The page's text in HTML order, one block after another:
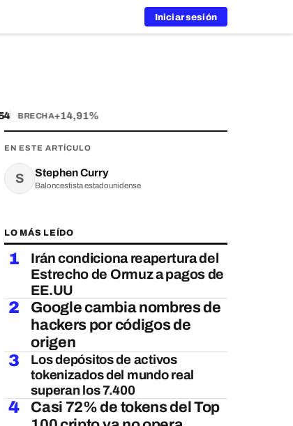
Iniciar sesión
BRECHA+14,91%
EN ESTE ARTÍCULO
S Stephen Curry
Baloncestista estadounidense
LO MÁS LEÍDO
1
Irán condiciona reapertura del
Estrecho de Ormuz a pagos de
EE.UU
2
Google cambia nombres de
hackers por códigos de
origen
3
Los depósitos de activos
tokenizados del mundo real
superan los 7.400
4
Casi 72% de tokens del Top